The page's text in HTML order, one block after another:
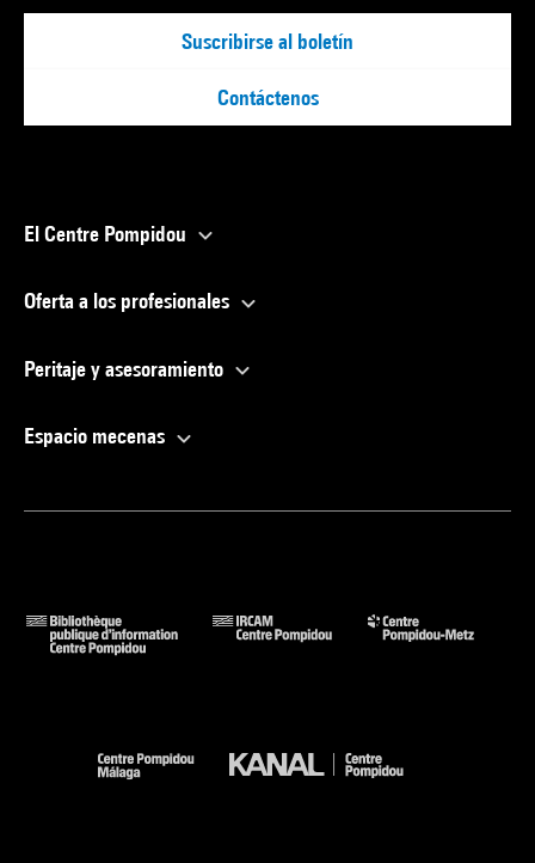
Suscribirse al boletín
Contáctenos
El Centre Pompidou
Oferta a los profesionales
Peritaje y asesoramiento
Espacio mecenas